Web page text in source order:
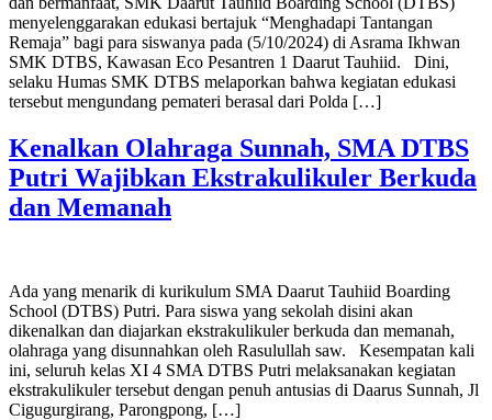
menyelenggarakan edukasi bertajuk “Menghadapi Tantangan
Remaja” bagi para siswanya pada (5/10/2024) di Asrama Ikhwan
SMK DTBS, Kawasan Eco Pesantren 1 Daarut Tauhiid. Dini,
selaku Humas SMK DTBS melaporkan bahwa kegiatan edukasi
tersebut mengundang pemateri berasal dari Polda […]
Kenalkan Olahraga Sunnah, SMA DTBS
Putri Wajibkan Ekstrakulikuler Berkuda
dan Memanah
Ada yang menarik di kurikulum SMA Daarut Tauhiid Boarding
School (DTBS) Putri. Para siswa yang sekolah disini akan
dikenalkan dan diajarkan ekstrakulikuler berkuda dan memanah,
olahraga yang disunnahkan oleh Rasulullah saw. Kesempatan kali
ini, seluruh kelas XI 4 SMA DTBS Putri melaksanakan kegiatan
ekstrakulikuler tersebut dengan penuh antusias di Daarus Sunnah, Jl
Cigugurgirang, Parongpong, […]